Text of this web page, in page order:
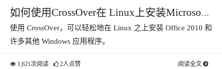
如何使用CrossOver在 Linux上安装Microsoft
Office 2010
使用 CrossOver，可以轻松地在 Linux 之上安装 Office 2010 和
许多其他 Windows 应用程序。
1,621次阅读 2人点赞 阅读全文